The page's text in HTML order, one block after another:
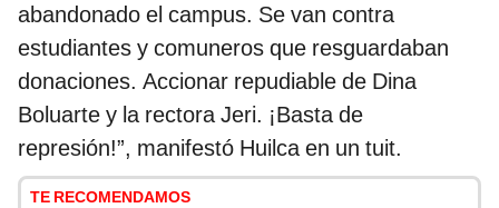
abandonado el campus. Se van contra
estudiantes y comuneros que resguardaban
donaciones. Accionar repudiable de Dina
Boluarte y la rectora Jeri. ¡Basta de
represión!”, manifestó Huilca en un tuit.
TE RECOMENDAMOS